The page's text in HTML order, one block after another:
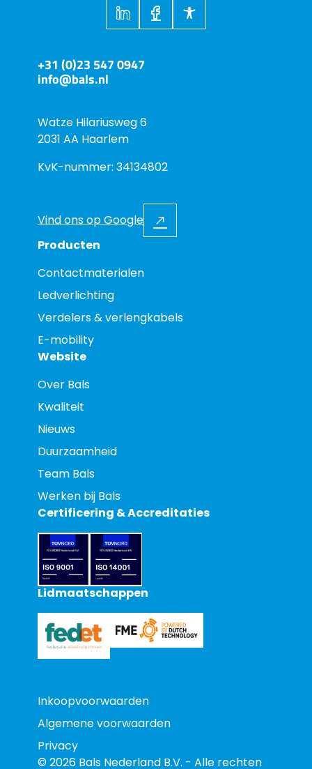
+31 (0)23 547 0947
info@bals.nl
Watze Hilariusweg 6
2031 AA Haarlem
KvK-nummer: 34134802
Vind ons op Google
Producten
Contactmaterialen
Ledverlichting
Verdelers & verlengkabels
E-mobility
Website
Over Bals
Kwaliteit
Nieuws
Duurzaamheid
Team Bals
Werken bij Bals
Certificering & Accreditaties
Lidmaatschappen
Inkoopvoorwaarden
Algemene voorwaarden
Privacy
© 2026 Bals Nederland B.V. - Alle rechten